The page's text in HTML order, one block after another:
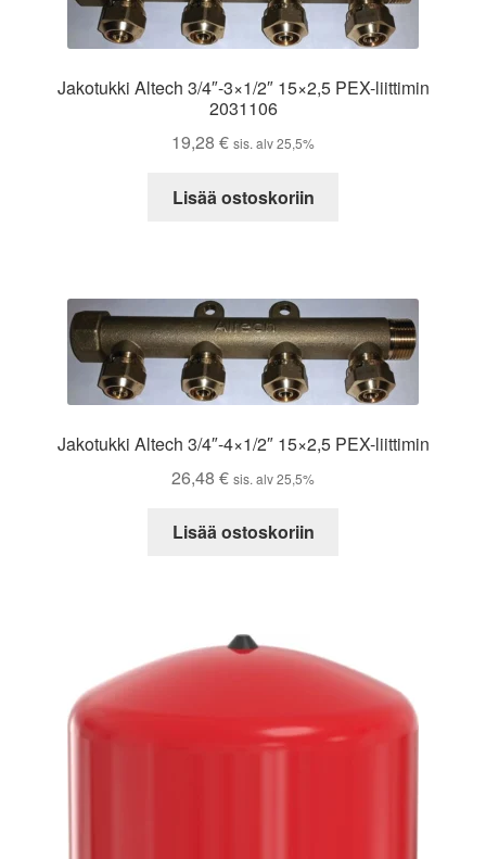
Jakotukki Altech 3/4″-3×1/2″ 15×2,5 PEX-liittimin
2031106
19,28 € sis. alv 25,5%
Lisää ostoskoriin
Jakotukki Altech 3/4″-4×1/2″ 15×2,5 PEX-liittimin
26,48 € sis. alv 25,5%
Lisää ostoskoriin